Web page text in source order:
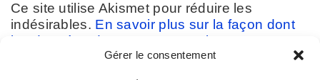
Gérer le consentement
Ce site utilise Akismet pour réduire les
indésirables. En savoir plus sur la façon dont
les données de vos commentaires sont